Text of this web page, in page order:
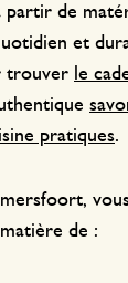
partir de
et
trouver le
pratiques.
de :